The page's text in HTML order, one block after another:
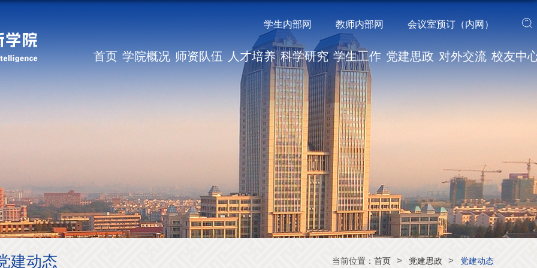
学生内部网 教师内部网 会议室预订（内网）
首页 学院概况 师资队伍 人才培养 科学研究 学生工作 党建思政 对外交流 校友中
当前位置： 首页 > 党建思政 > 党建动态
建动态